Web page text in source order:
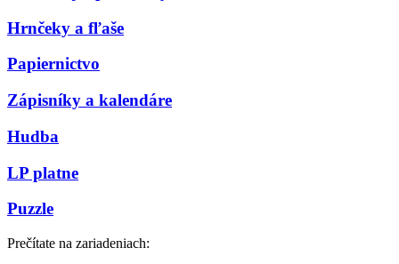
Hrnčeky a fľaše
Papiernictvo
Zápisníky a kalendáre
Hudba
LP platne
Puzzle
Prečítate na zariadeniach: